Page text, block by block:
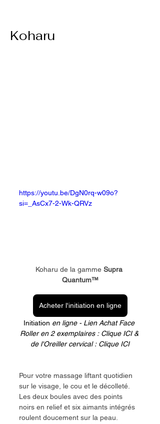
Koharu
https://youtu.be/DgN0rq-w09o?
si=_AsCx7-2-Wk-QRVz
Koharu de la gamme Supra
Quantum™
Acheter l'initiation en ligne
Initiation en ligne - Lien Achat Face
Roller en 2 exemplaires : Clique ICI &
de l'Oreiller cervical : Clique ICI
Pour votre massage liftant quotidien
sur le visage, le cou et le décolleté.
Les deux boules avec des points
noirs en relief et six aimants intégrés
roulent doucement sur la peau.